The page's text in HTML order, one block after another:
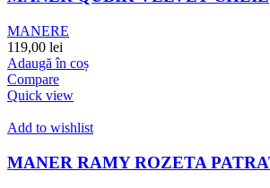
MANERE
119,00 lei
Adaugă în coș
Compare
Quick view
Add to wishlist
MANER RAMY ROZETA